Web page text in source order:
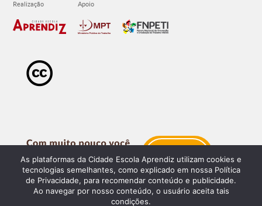
As plataformas da Cidade Escola Aprendiz utilizam cookies e
tecnologias semelhantes, como explicado em nossa Política
de Privacidade, para recomendar conteúdo e publicidade.
Ao navegar por nosso conteúdo, o usuário aceita tais
condições.